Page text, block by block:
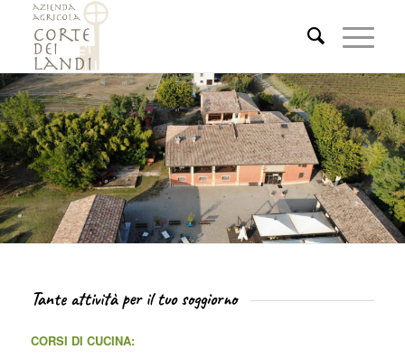
Tante attività per il tuo soggiorno
CORSI DI CUCINA: